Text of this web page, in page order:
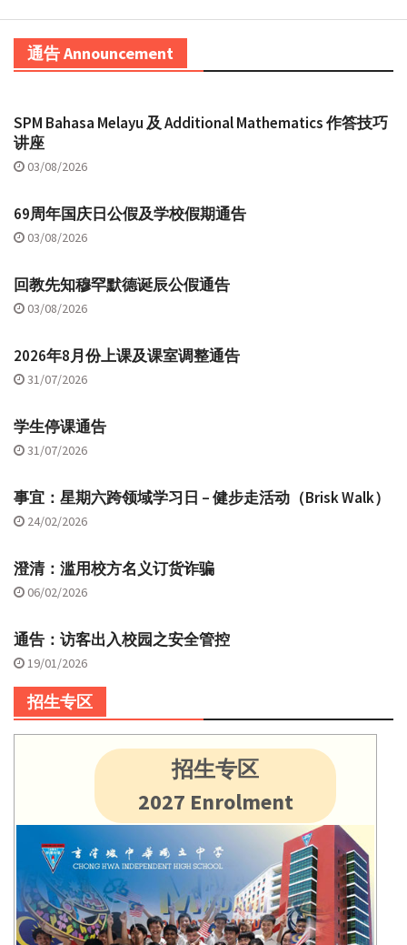
通告 Announcement
SPM Bahasa Melayu 及 Additional Mathematics 作答技巧
讲座
03/08/2026
69周年国庆日公假及学校假期通告
03/08/2026
回教先知穆罕默德诞辰公假通告
03/08/2026
2026年8月份上课及课室调整通告
31/07/2026
学生停课通告
31/07/2026
事宜：星期六跨领域学习日 – 健步走活动（Brisk Walk）
24/02/2026
澄清：滥用校方名义订货诈骗
06/02/2026
通告：访客出入校园之安全管控
19/01/2026
招生专区
招生专区
2027 Enrolment